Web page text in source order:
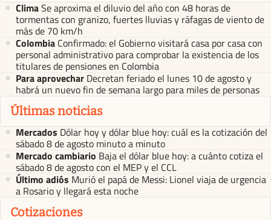
ClimaSe aproxima el diluvio del año con 48 horas de
tormentas con granizo, fuertes lluvias y ráfagas de viento de
más de 70 km/h
Colombia Confirmado: el Gobierno visitará casa por casa con
personal administrativo para comprobar la existencia de los
titulares de pensiones en Colombia
Para aprovechar Decretan feriado el lunes 10 de agosto y
habrá un nuevo fin de semana largo para miles de personas
Últimas noticias
Mercados Dólar hoy y dólar blue hoy: cuál es la cotización del
sábado 8 de agosto minuto a minuto
Mercado cambiario Baja el dólar blue hoy: a cuánto cotiza el
sábado 8 de agosto con el MEP y el CCL
Último adiós Murió el papá de Messi: Lionel viaja de urgencia
a Rosario y llegará esta noche
Cotizaciones